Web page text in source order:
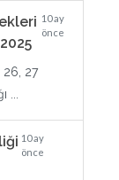
10 ay
önce
26, 27
10 ay
önce